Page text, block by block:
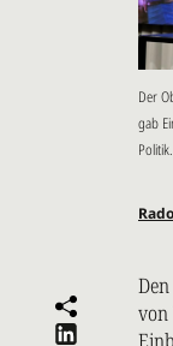
Der
gab
Politik.
von